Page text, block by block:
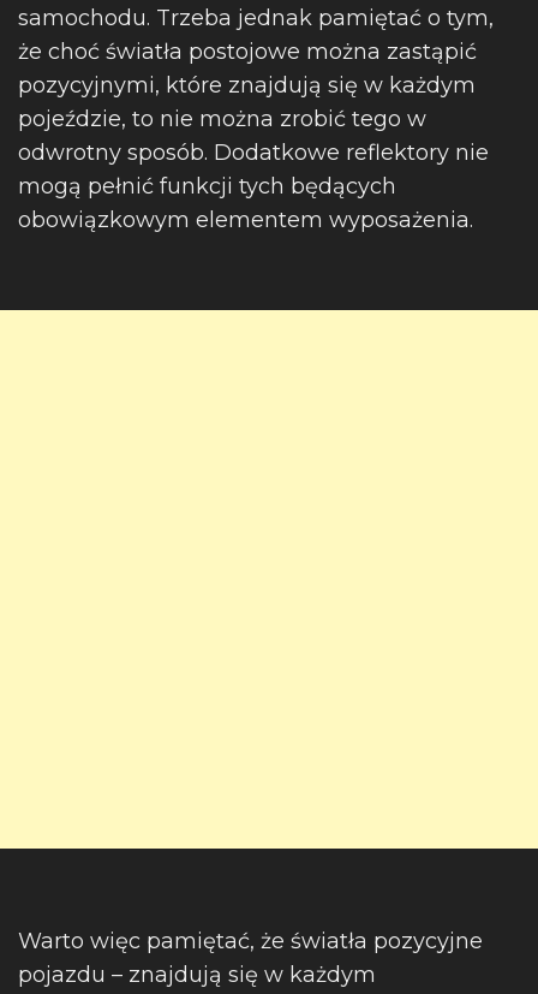
samochodu. Trzeba jednak pamiętać o tym,
że choć światła postojowe można zastąpić
pozycyjnymi, które znajdują się w każdym
pojeździe, to nie można zrobić tego w
odwrotny sposób. Dodatkowe reflektory nie
mogą pełnić funkcji tych będących
obowiązkowym elementem wyposażenia.
Warto więc pamiętać, że światła pozycyjne
pojazdu – znajdują się w każdym